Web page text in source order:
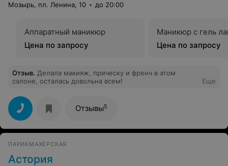
Мозырь, пл. Ленина, 10 до 20:00
Аппаратный маникюр
Цена по запросу
Маникюр с гель
Цена по запросу
Отзыв. Делала макияж, прическу и френч в этом
салоне, осталась довольна всем!
Еще
Отзывы5
ПАРИКМАХЕРСКАЯ
Астория